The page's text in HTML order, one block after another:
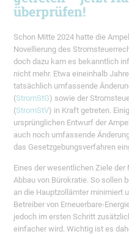
überprüfen!
Schon Mitte 2024 hatte die
Novellierung des
doch dazu kam es bekanntlich
nicht mehr. Etwa eineinhalb
tatsächlich umfassende
(StromStG) sowie der
(StromStV) in Kraft getreten.
ursprünglichen Entwurf der
auch noch umfassende
das Gesetzgebungsverfahren
Eines der wesentlichen Ziele
Abbau von Bürokratie. So sollen
an die Hauptzollämter minimiert
Betreiber von Erneuerbare-
jedoch im ersten Schritt
einfacher wird. Wichtig ist es